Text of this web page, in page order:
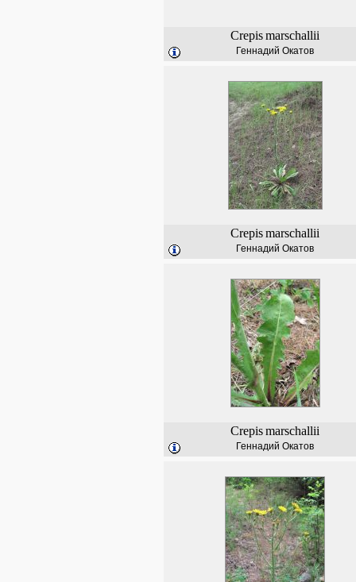
Crepismarschallii
Геннадий Окатов
Crepismarschallii
Геннадий Окатов
Crepismarschallii
Геннадий Окатов